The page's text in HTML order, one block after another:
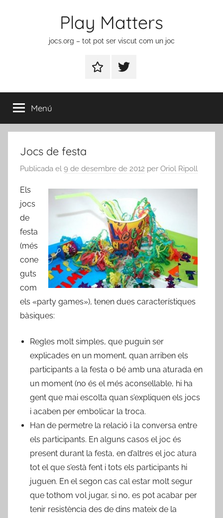
Play Matters
jocs.org – tot pot ser viscut com un joc
ContactarElement
menú
Menú
Jocs de festa
Publicada el 9 de desembre de 2012 per Oriol Ripoll
Els
jocs
de
festa
(més
cone
guts
com
els «party games»), tenen dues característiques
bàsiques:
Regles molt simples, que puguin ser
explicades en un moment, quan arriben els
participants a la festa o bé amb una aturada en
un moment (no és el més aconsellable, hi ha
gent que mai escolta quan s’expliquen els jocs
i acaben per embolicar la troca.
Han de permetre la relació i la conversa entre
els participants. En alguns casos el joc és
present durant la festa, en d’altres el joc atura
tot el que s’està fent i tots els participants hi
juguen. En el segon cas cal estar molt segur
que tothom vol jugar, si no, es pot acabar per
tenir resistència des de dins mateix de la